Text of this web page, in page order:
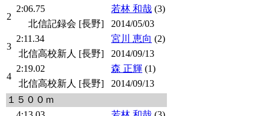
2
2:06.75 若林 和哉 (3)
北信記録会 [長野]
2014/05/03
3
2:11.34 宮川 恵向 (2)
北信高校新人 [長野]
2014/09/13
4
2:19.02 森 正輝 (1)
北信高校新人 [長野]
2014/09/13
１５００ｍ